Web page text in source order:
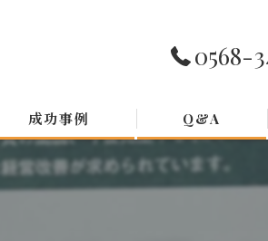
0568-
成功事例 Q&A